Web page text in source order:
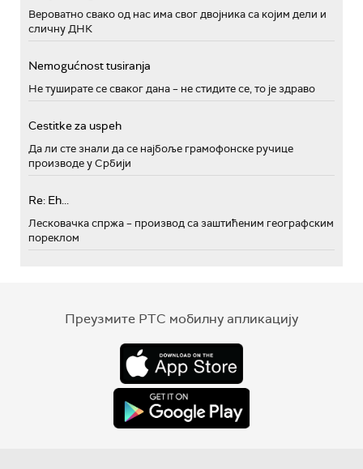
Вероватно свако од нас има свог двојника са којим дели и
сличну ДНК
Nemogućnost tusiranja
Не туширате се сваког дана – не стидите се, то је здраво
Cestitke za uspeh
Да ли сте знали да се најбоље грамофонске ручице
производе у Србији
Re: Eh...
Лесковачка спржа – производ са заштићеним географским
пореклом
Преузмите РТС мобилну апликацију